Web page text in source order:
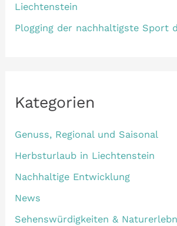
Liechtenstein
Plogging der nachhaltigste Sport
Kategorien
Genuss, Regional und Saisonal
Herbsturlaub in Liechtenstein
Nachhaltige Entwicklung
News
Sehenswürdigkeiten &